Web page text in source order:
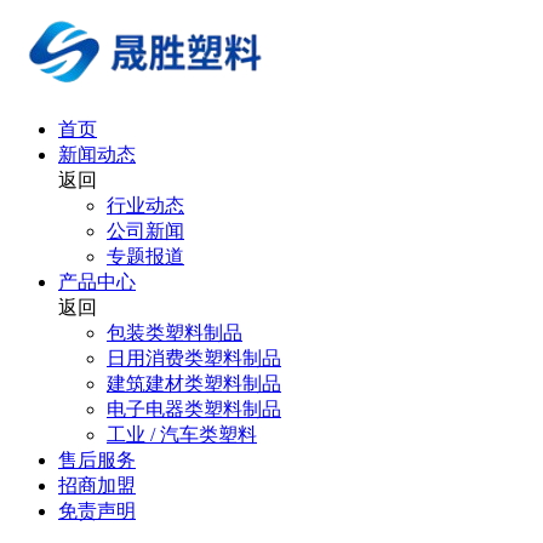
首页
新闻动态
返回
行业动态
公司新闻
专题报道
产品中心
返回
包装类塑料制品
日用消费类塑料制品
建筑建材类塑料制品
电子电器类塑料制品
工业 / 汽车类塑料
售后服务
招商加盟
免责声明